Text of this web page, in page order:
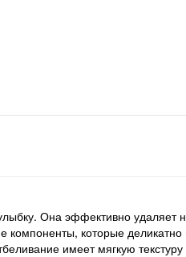
Она эффективно удаляет
которые
имеет мягкую текстуру